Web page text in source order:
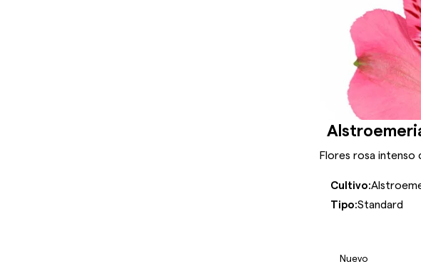
Flores rosa intenso
Cultivo:
Tipo:Standard
Nuevo